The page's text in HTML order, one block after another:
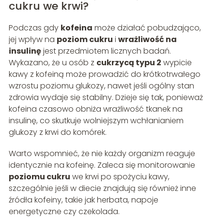
cukru we krwi?
Podczas gdy kofeina może działać pobudzająco,
jej wpływ na poziom cukru i wrażliwość na
insulinęjest przedmiotem licznych badań.
Wykazano, że u osób z cukrzycą typu 2 wypicie
kawy z kofeiną może prowadzić do krótkotrwałego
wzrostu poziomu glukozy, nawet jeśli ogólny stan
zdrowia wydaje się stabilny. Dzieje się tak, ponieważ
kofeina czasowo obniża wrażliwość tkanek na
insulinę, co skutkuje wolniejszym wchłanianiem
glukozy z krwi do komórek.
Warto wspomnieć, że nie każdy organizm reaguje
identycznie na kofeinę. Zaleca się monitorowanie
poziomu cukru we krwi po spożyciu kawy,
szczególnie jeśli w diecie znajdują się również inne
źródła kofeiny, takie jak herbata, napoje
energetyczne czy czekolada.